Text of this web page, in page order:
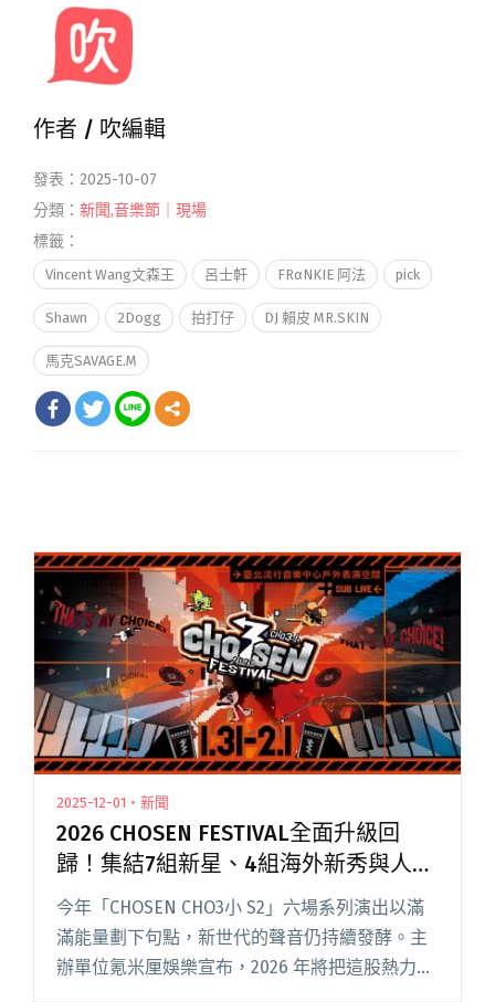
作者 / 吹編輯
發表：2025-10-07
分類： 新聞,音樂節｜現場
標籤：
Vincent Wang文森王 呂士軒 FRαNKIE 阿法 pick
Shawn 2Dogg 拍打仔 DJ 賴皮 MR.SKIN
馬克SAVAGE.M
2025-12-01・新聞
2026 CHOSEN FESTIVAL全面升級回
歸！集結7組新星、4組海外新秀與人氣
卡司
今年「CHOSEN CHO3小 S2」六場系列演出以滿
滿能量劃下句點，新世代的聲音仍持續發酵。主
辦單位氪米厘娛樂宣布，2026 年將把這股熱力推